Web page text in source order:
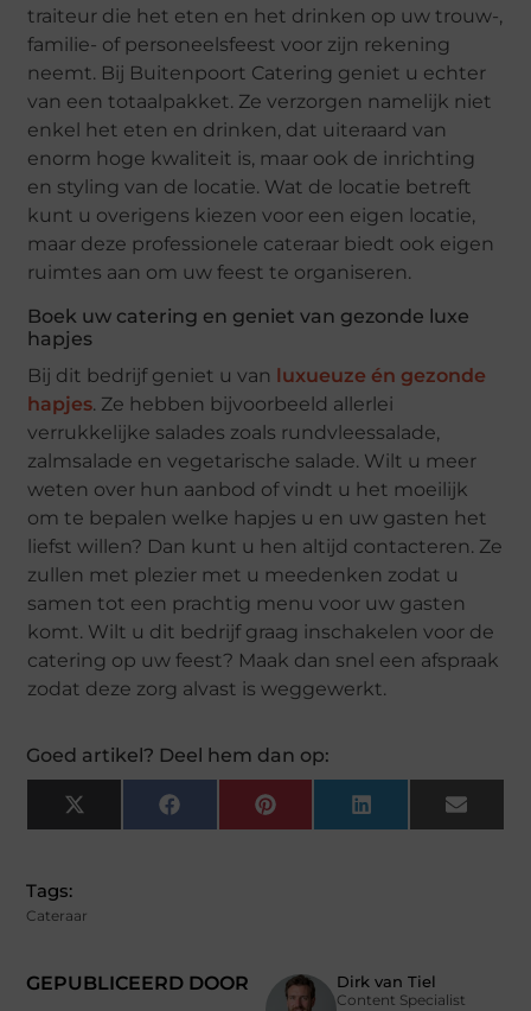
traiteur die het eten en het drinken op uw trouw-,
familie- of personeelsfeest voor zijn rekening
neemt. Bij Buitenpoort Catering geniet u echter
van een totaalpakket. Ze verzorgen namelijk niet
enkel het eten en drinken, dat uiteraard van
enorm hoge kwaliteit is, maar ook de inrichting
en styling van de locatie. Wat de locatie betreft
kunt u overigens kiezen voor een eigen locatie,
maar deze professionele cateraar biedt ook eigen
ruimtes aan om uw feest te organiseren.
Boek uw catering en geniet van gezonde luxe
hapjes
Bij dit bedrijf geniet u van luxueuze én gezonde
hapjes. Ze hebben bijvoorbeeld allerlei
verrukkelijke salades zoals rundvleessalade,
zalmsalade en vegetarische salade. Wilt u meer
weten over hun aanbod of vindt u het moeilijk
om te bepalen welke hapjes u en uw gasten het
liefst willen? Dan kunt u hen altijd contacteren. Ze
zullen met plezier met u meedenken zodat u
samen tot een prachtig menu voor uw gasten
komt. Wilt u dit bedrijf graag inschakelen voor de
catering op uw feest? Maak dan snel een afspraak
zodat deze zorg alvast is weggewerkt.
Goed artikel? Deel hem dan op:
X
(Twitter)
Facebook Pinterest LinkedIn Email
GEPUBLICEERD DOOR Dirk van Tiel
Content Specialist
Tags:
Cateraar